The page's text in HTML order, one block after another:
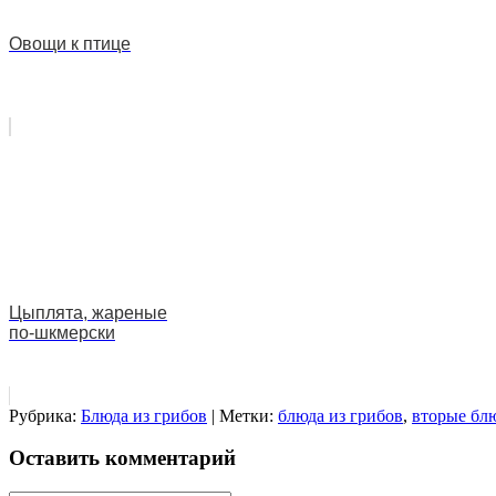
Овощи к птице
Цыплята, жареные
по-шкмерски
Рубрика: Блюда из грибов | Метки: блюда из грибов, вторые
Оставить комментарий